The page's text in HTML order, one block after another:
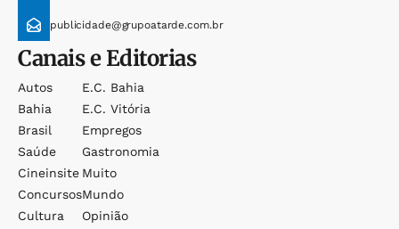
publicidade@grupoatarde.com.br
Canais e Editorias
Autos
Bahia
Brasil
Saúde
Cineinsite
Concursos
Cultura
E.c. Bahia
E.c. Vitória
Empregos
Gastronomia
Muito
Mundo
Opinião